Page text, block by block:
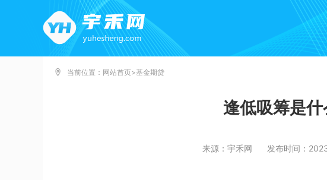
当前位置： 网站首页>基金期贷
逢低吸筹是
来源：宇禾网 发布时间：